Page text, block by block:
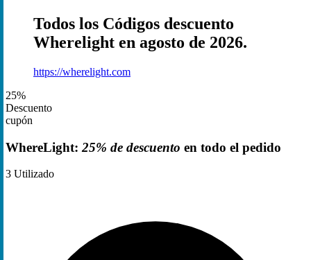
Todos los Códigos descuento
Wherelight en agosto de 2026.
https://wherelight.com
25%
Descuento
cupón
WhereLight: 25% de descuento en todo el pedido
3 Utilizado